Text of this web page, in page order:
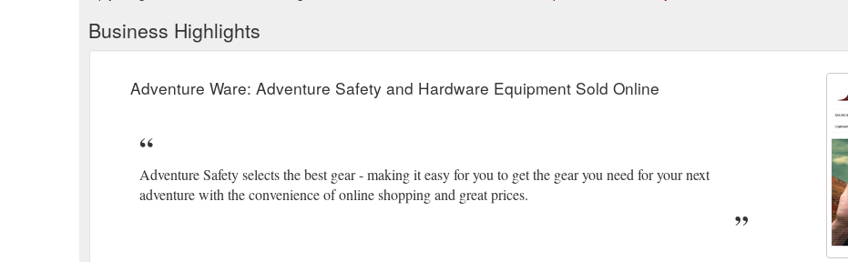
Business Highlights
Adventure Ware: Adventure Safety and Hardware Equipment Sold Online
Adventure Safety selects the best gear - making it easy for you to get the gear you need for your next
adventure with the convenience of online shopping and great prices.